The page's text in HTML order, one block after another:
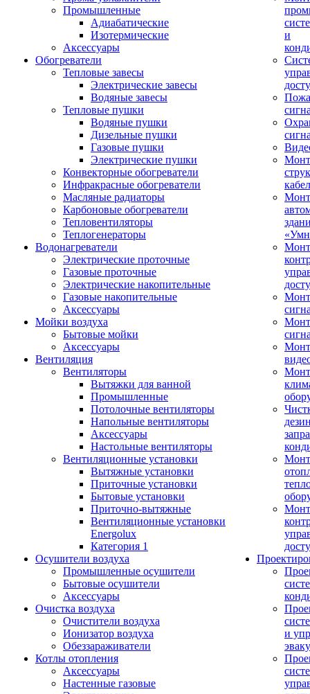
Промышленныe
Адиабатические
Изотермические
Аксессуары
Обогреватели
Тепловые завесы
Электрические завесы
Водяные завесы
Тепловые пушки
Водяные пушки
Дизельные пушки
Газовые пушки
Электрические пушки
Конвекторные обогреватели
Инфракрасные обогреватели
Масляные радиаторы
Карбоновые обогреватели
Тепловентиляторы
Теплогенераторы
Водонагреватели
Электрические проточные
Газовые проточные
Электрические накопительные
Газовые накопительные
Аксессуары
Мойки воздуха
Бытовые мойки
Аксессуары
Вентиляция
Вентиляторы
Вытяжки для ванной
Промышленные
Потолочные вентиляторы
Напольные вентиляторы
Аксессуары
Настольные вентиляторы
Вентиляционные установки
Вытяжные установки
Приточные установки
Бытовые установки
Приточно-вытяжные
Вентиляционные установки
Energolux
Категория 1
Осушители воздуха
Промышленные осушители
Бытовые осушители
Аксессуары
Очистка воздуха
Очистители воздуха
Ионизатор воздуха
Обеззараживатели
Котлы отопления
Аксессуары
Настенные газовые
и
и